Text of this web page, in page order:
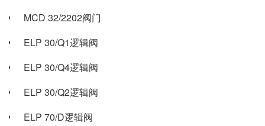
MCD 32/2202阀门
ELP 30/Q1逻辑阀
ELP 30/Q4逻辑阀
ELP 30/Q2逻辑阀
ELP 70/D逻辑阀